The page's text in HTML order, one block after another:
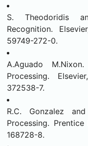
S. Theodoridis
Recognition.
59749-272-0.
A.Aguado
Processing.
372538-7.
R.C. Gonzalez
Processing.
168728-8.